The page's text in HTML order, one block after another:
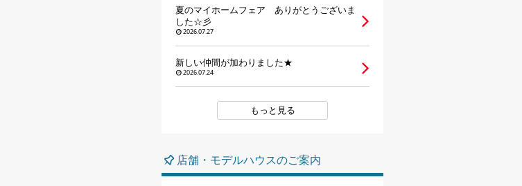
夏のマイホームフェア ありがとうございま
した☆彡
2026.07.27
新しい仲間が加わりました★
2026.07.24
もっと見る
店舗・モデルハウスのご案内